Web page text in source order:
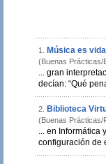
1. Música es vida
(Buenas Prácticas/
... gran
decían: “Qué
2. Biblioteca
(Buenas Prácticas/
... en Informática
configuración de